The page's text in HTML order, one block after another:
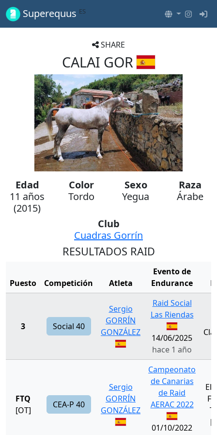
Superequus ES
SHARE
CALAI GOR
Edad
11 años
(2015)
Color
Tordo
Sexo
Yegua
Raza
Árabe
Club
Cuadras Gorrín
RESULTADOS RAID
Puesto Competición Atleta
Evento de
Endurance
3 Social 40
Sergio
GORRÍN
GONZÁLEZ
Raid Social
Las Riendas
14/06/2025
hace 1 año
FTQ
[OT]
CEA-P 40
Sergio
GORRÍN
GONZÁLEZ
Campeonato
de Canarias
de Raid
AERAC 2022
01/10/2022